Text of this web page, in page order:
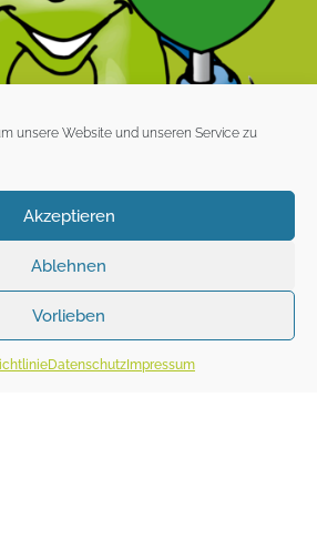
unsere Website und unseren Service zu
Akzeptieren
Ablehnen
Vorlieben
Datenschutz Impressum